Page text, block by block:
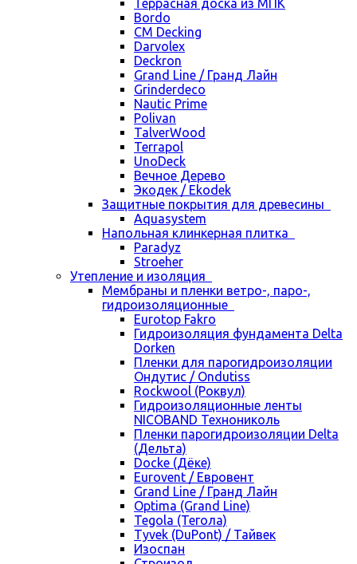
Террасная доска из МПК
Bordo
CM Decking
Darvolex
Deckron
Grand Line / Гранд Лайн
Grinderdeco
Nautic Prime
Polivan
TalverWood
Terrapol
UnoDeck
Вечное Дерево
Экодек / Ekodek
Защитные покрытия для древесины
Aquasystem
Напольная клинкерная плитка
Paradyz
Stroeher
Утепление и изоляция
Мембраны и пленки ветро-, паро-,
гидроизоляционные
Eurotop Fakro
Гидроизоляция фундамента Delta
Dorken
Пленки для парогидроизоляции
Ондутис / Ondutiss
Rockwool (Роквул)
Гидроизоляционные ленты
NICOBAND Технониколь
Пленки парогидроизоляции Delta
(Дельта)
Docke (Дёке)
Eurovent / Евровент
Grand Line / Гранд Лайн
Optima (Grand Line)
Tegola (Тегола)
Tyvek (DuPont) / Тайвек
Изоспан